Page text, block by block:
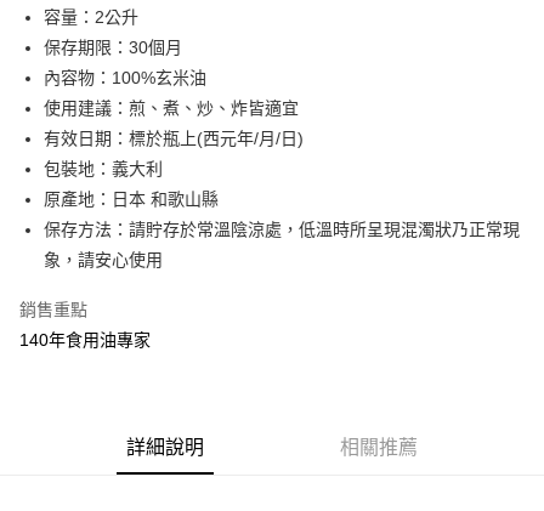
ATM付款
貨到付款
運送方式
宅配
每筆NT$90，滿NT$699(含以上)免運費
容量：2公升
保存期限：30個月
內容物：100%玄米油
使用建議：煎、煮、炒、炸皆適宜
有效日期：標於瓶上(西元年/月/日)
包裝地：義大利
原產地：日本 和歌山縣
保存方法：請貯存於常溫陰涼處，低溫時所呈現混濁狀乃正常現
象，請安心使用
銷售重點
140年食用油專家
詳細說明 相關推薦